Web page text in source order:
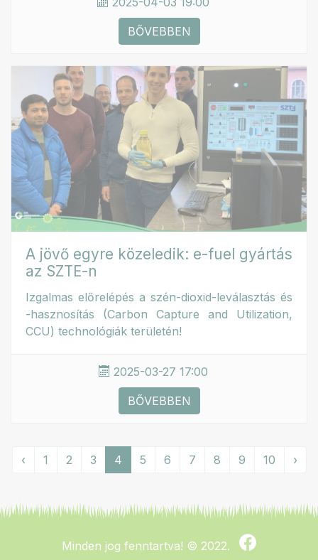
BŐVEBBEN
A jövő egyre közeledik: e-fuel gyártás
az SZTE-n
Izgalmas előrelépés a szén-dioxid-leválasztás és
-hasznosítás (Carbon Capture and Utilization,
CCU) technológiák területén!
2025-03-27 17:00
BŐVEBBEN
‹ 1 2 3 4 5 6 7 8 9 10 ›
Minden jog fenntartva! © 2022.